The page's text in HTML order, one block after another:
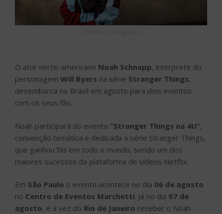
O ator norte-americano Noah Schnapp, interprete do
personagem Will Byers na série Stranger Things,
desembarca no Brasil em agosto para dois eventos
com os seus fãs.
Noah participará do evento “Stranger Things na 4U”,
convenção temática e dedicada a série Stranger Things,
que ganhou fãs em todo o mundo, sendo um dos
maiores sucessos da plataforma de vídeos Netflix.
Em São Paulo o evento acontece no dia 06 de agosto
no Centro de Eventos Marchetti. Já no dia 07 de
agosto, é a vez do Rio de Janeiro receber o Noah